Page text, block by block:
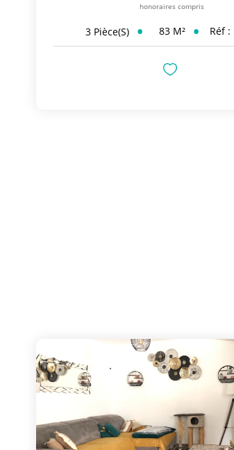
honoraires compris
3 Pièce(s) 83 M² Réf :